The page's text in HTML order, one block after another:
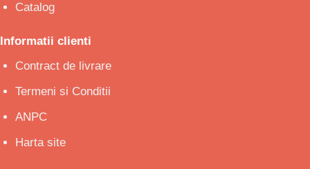
Catalog
Informatii clienti
Contract de livrare
Termeni si Conditii
ANPC
Harta site